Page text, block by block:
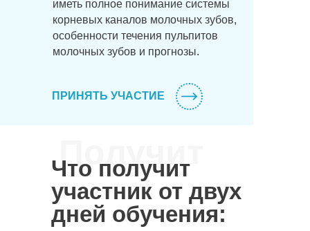
иметь полное понимание системы
корневых каналов молочных зубов,
особенности течения пульпитов
молочных зубов и прогнозы.
ПРИНЯТЬ УЧАСТИЕ
Получит
Что получит
участник от двух
дней обучения: